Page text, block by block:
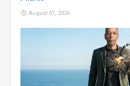
August 07, 2026